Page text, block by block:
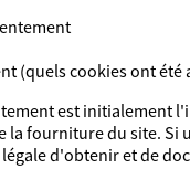
(quels cookies ont été
est initialement
la fourniture du site. Si
d'obtenir et de